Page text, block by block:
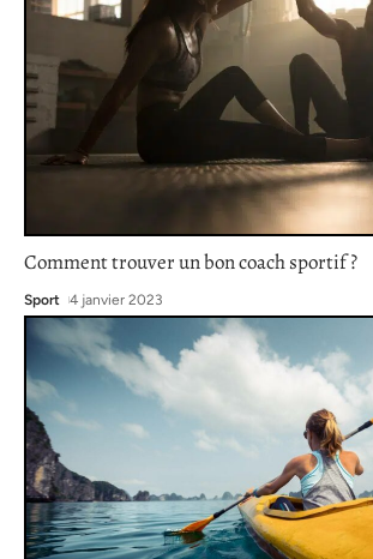
Comment trouver un bon coach sportif ?
Sport 4 janvier 2023